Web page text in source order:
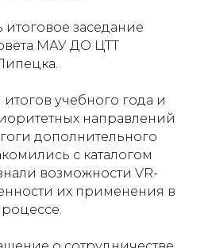
заседание
МАУ ДО ЦТТ
.
учебного года и
направлений
дополнительного
с каталогом
возможности VR-
их применения в